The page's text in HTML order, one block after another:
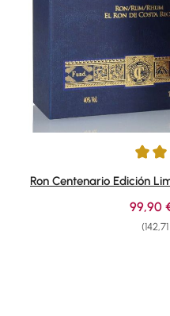
Durchschnittliche
Ron Centenario Edición
99,90